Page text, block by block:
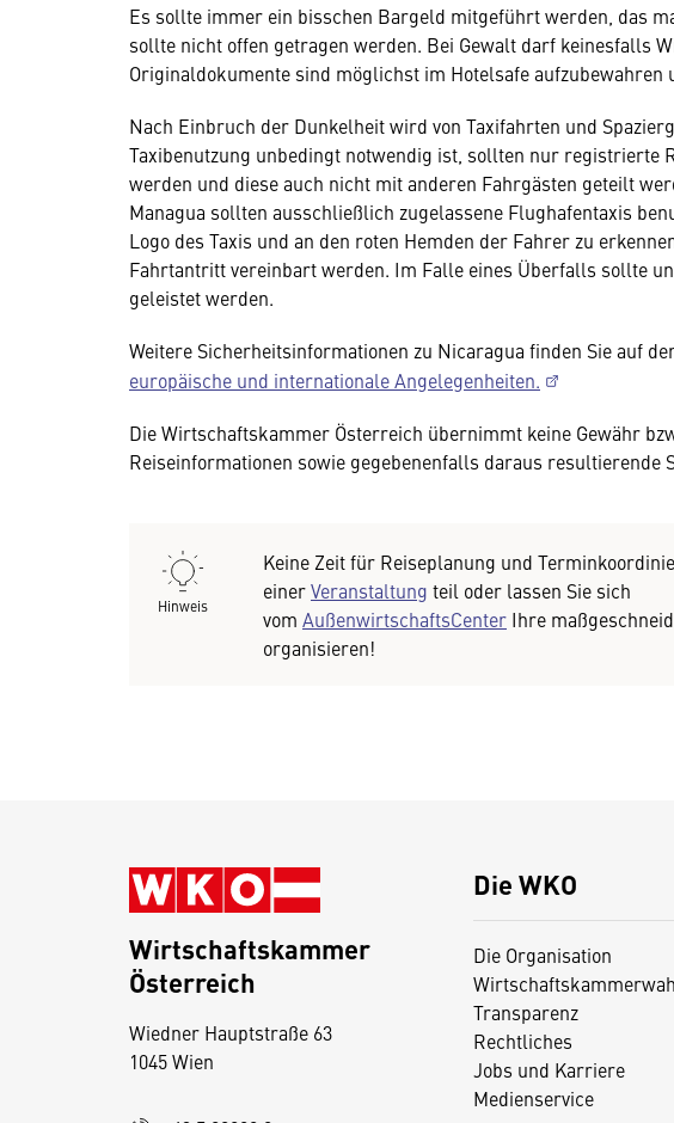
Es sollte immer ein bisschen Bargeld mitgeführt werden, das
sollte nicht offen getragen werden. Bei Gewalt darf keinesfalls
Originaldokumente sind möglichst im Hotelsafe aufzubewahren
Nach Einbruch der Dunkelheit wird von Taxifahrten und
Taxibenutzung unbedingt notwendig ist, sollten nur registrierte
werden und diese auch nicht mit anderen Fahrgästen geteilt
Managua sollten ausschließlich zugelassene Flughafentaxis
Logo des Taxis und an den roten Hemden der Fahrer zu
Fahrtantritt vereinbart werden. Im Falle eines Überfalls sollte
geleistet werden.
Weitere Sicherheitsinformationen zu Nicaragua finden Sie auf
europäische und internationale Angelegenheiten.
Die Wirtschaftskammer Österreich übernimmt keine Gewähr
Reiseinformationen sowie gegebenenfalls daraus resultierende
Hinweis
Keine Zeit für Reiseplanung und
einerVeranstaltung teil oder lassen Sie sich
vom AußenwirtschaftsCenter Ihre
organisieren!
Die WKO
Die Organisation
Transparenz
Rechtliches
Jobs und Karriere
Medienservice
Wirtschaftskammer
Österreich
Wiedner Hauptstraße 63
1045 Wien